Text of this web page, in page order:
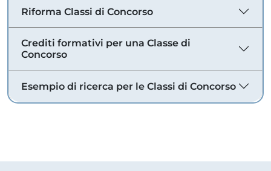
Riforma Classi di Concorso
Crediti formativi per una Classe di
Concorso
Esempio di ricerca per le Classi di Concorso